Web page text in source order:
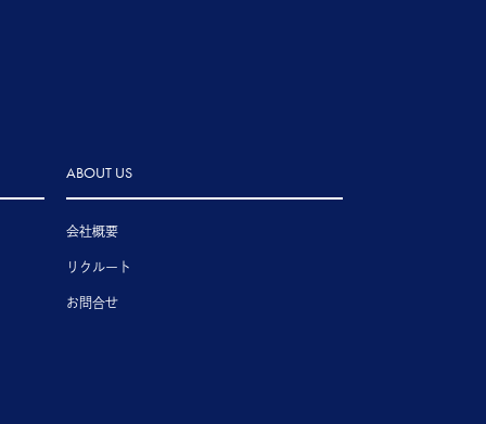
ABOUT US
会社概要
リクルート
お問合せ